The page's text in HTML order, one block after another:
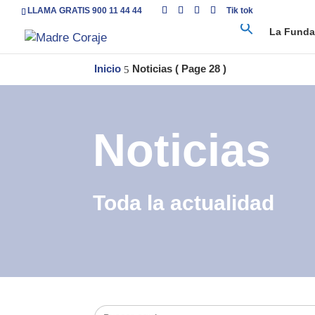
LLAMA GRATIS 900 11 44 44 Tik tok
La
Inicio 5 Noticias ( Page 28 )
Noticias
Toda la actualidad
Buscar: